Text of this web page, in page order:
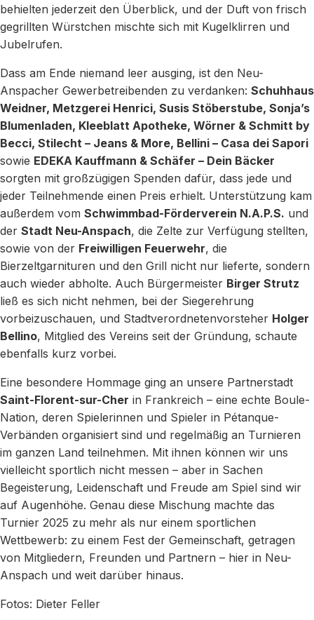
behielten jederzeit den Überblick, und der Duft von frisch
gegrillten Würstchen mischte sich mit Kugelklirren und
Jubelrufen.
Dass am Ende niemand leer ausging, ist den Neu-
Anspacher Gewerbetreibenden zu verdanken: Schuhhaus
Weidner, Metzgerei Henrici, Susis Stöberstube, Sonja’s
Blumenladen, Kleeblatt Apotheke, Wörner & Schmitt by
Becci, Stilecht – Jeans & More, Bellini – Casa dei Sapori
sowie EDEKA Kauffmann & Schäfer – Dein Bäcker
sorgten mit großzügigen Spenden dafür, dass jede und
jeder Teilnehmende einen Preis erhielt. Unterstützung kam
außerdem vom Schwimmbad-Förderverein N.A.P.S. und
der Stadt Neu-Anspach, die Zelte zur Verfügung stellten,
sowie von der Freiwilligen Feuerwehr, die
Bierzeltgarnituren und den Grill nicht nur lieferte, sondern
auch wieder abholte. Auch Bürgermeister Birger Strutz
ließ es sich nicht nehmen, bei der Siegerehrung
vorbeizuschauen, und Stadtverordnetenvorsteher Holger
Bellino, Mitglied des Vereins seit der Gründung, schaute
ebenfalls kurz vorbei.
Eine besondere Hommage ging an unsere Partnerstadt
Saint-Florent-sur-Cher in Frankreich – eine echte Boule-
Nation, deren Spielerinnen und Spieler in Pétanque-
Verbänden organisiert sind und regelmäßig an Turnieren
im ganzen Land teilnehmen. Mit ihnen können wir uns
vielleicht sportlich nicht messen – aber in Sachen
Begeisterung, Leidenschaft und Freude am Spiel sind wir
auf Augenhöhe. Genau diese Mischung machte das
Turnier 2025 zu mehr als nur einem sportlichen
Wettbewerb: zu einem Fest der Gemeinschaft, getragen
von Mitgliedern, Freunden und Partnern – hier in Neu-
Anspach und weit darüber hinaus.
Fotos: Dieter Feller